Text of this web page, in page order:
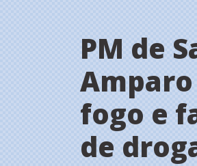
PM de
fogo e
de